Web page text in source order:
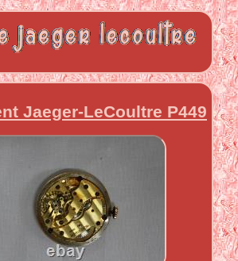
Jaeger-LeCoultre P449